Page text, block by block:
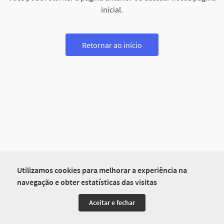
Utilizamos cookies para melhorar a experiência na
navegação e obter estatísticas das visitas
Aceitar e fechar
inicial.
Retornar ao início